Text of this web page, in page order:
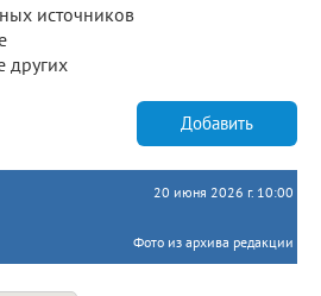
источников
других
Добавить
20 июня 2026 г. 10:00
Фото из архива редакции